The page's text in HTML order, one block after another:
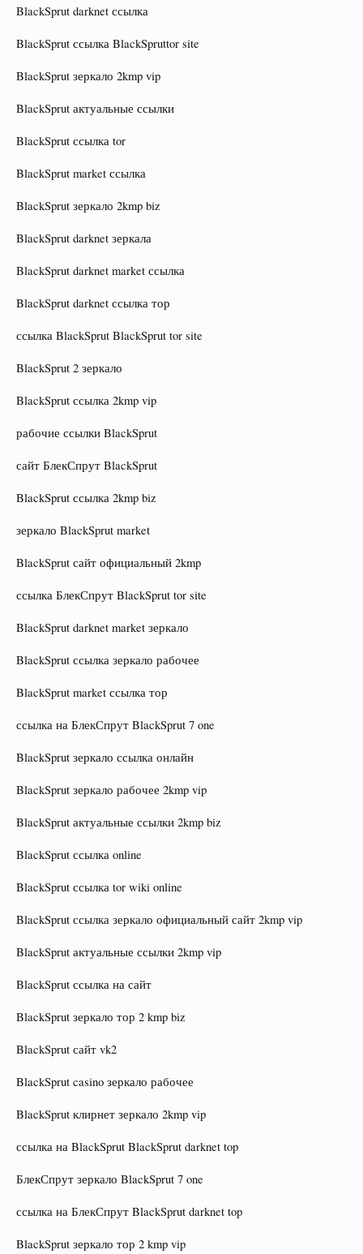
BlackSprut darknet ссылка
BlackSprut ссылка BlackSpruttor site
BlackSprut зеркало 2kmp vip
BlackSprut актуальные ссылки
BlackSprut ссылка tor
BlackSprut market ссылка
BlackSprut зеркало 2kmp biz
BlackSprut darknet зеркала
BlackSprut darknet market ссылка
BlackSprut darknet ссылка тор
ссылка BlackSprut BlackSprut tor site
BlackSprut 2 зеркало
BlackSprut ссылка 2kmp vip
рабочие ссылки BlackSprut
сайт БлекСпрут BlackSprut
BlackSprut ссылка 2kmp biz
зеркало BlackSprut market
BlackSprut сайт официальный 2kmp
ссылка БлекСпрут BlackSprut tor site
BlackSprut darknet market зеркало
BlackSprut ссылка зеркало рабочее
BlackSprut market ссылка тор
ссылка на БлекСпрут BlackSprut 7 one
BlackSprut зеркало ссылка онлайн
BlackSprut зеркало рабочее 2kmp vip
BlackSprut актуальные ссылки 2kmp biz
BlackSprut ссылка online
BlackSprut ссылка tor wiki online
BlackSprut ссылка зеркало официальный сайт 2kmp vip
BlackSprut актуальные ссылки 2kmp vip
BlackSprut ссылка на сайт
BlackSprut зеркало тор 2 kmp biz
BlackSprut сайт vk2
BlackSprut casino зеркало рабочее
BlackSprut клирнет зеркало 2kmp vip
ссылка на BlackSprut BlackSprut darknet top
БлекСпрут зеркало BlackSprut 7 one
ссылка на БлекСпрут BlackSprut darknet top
BlackSprut зеркало тор 2 kmp vip